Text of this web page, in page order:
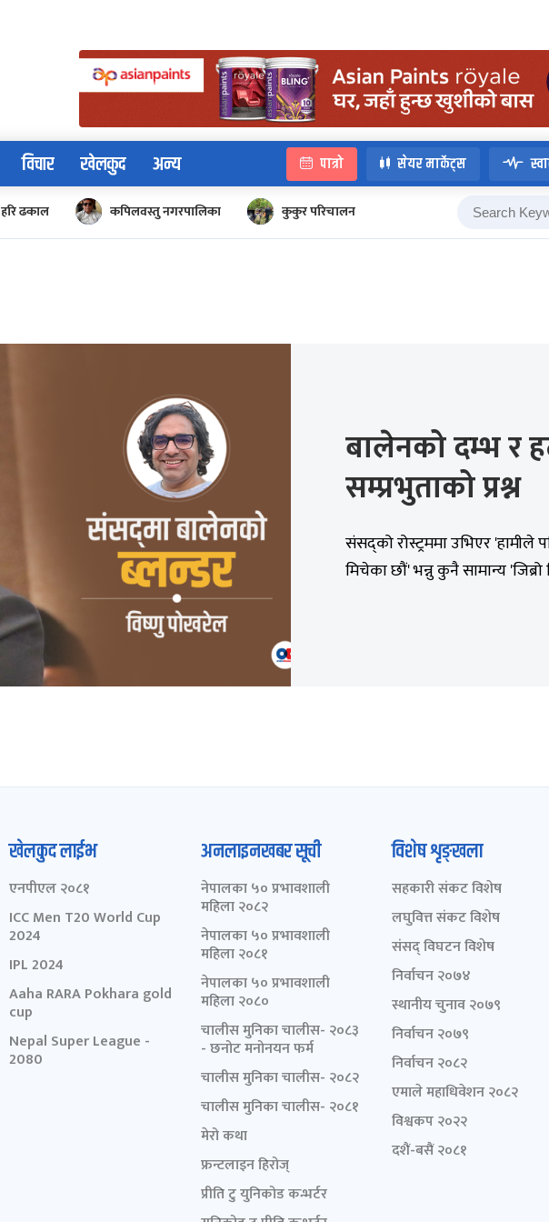
विचार खेलकुद अन्य पात्रो सेयर मार्केट्स
हरि ढकाल कपिलवस्तु नगरपालिका कुकुर परिचालन
बालेनको दम्भ र
सम्प्रभुताको प्रश्न
संसद्‌को रोस्ट्रममा उभिएर 'हामीले
मिचेका छौं' भन्नु कुनै सामान्य 'जिब्रो
खेलकुद लाईभ
एनपीएल २०८१
ICC Men T20 World Cup
2024
IPL 2024
Aaha RARA Pokhara gold
cup
Nepal Super League -
2080
अनलाइनखबर सूची
नेपालका ५० प्रभावशाली
महिला २०८२
नेपालका ५० प्रभावशाली
महिला २०८१
नेपालका ५० प्रभावशाली
महिला २०८०
चालीस मुनिका चालीस- २०८३
- छनोट मनोनयन फर्म
चालीस मुनिका चालीस- २०८२
चालीस मुनिका चालीस- २०८१
मेरो कथा
फ्रन्टलाइन हिरोज्
प्रीति टु युनिकोड कन्भर्टर
विशेष शृङ्खला
सहकारी संकट विशेष
लघुवित्त संकट विशेष
संसद् विघटन विशेष
निर्वाचन २०७४
स्थानीय चुनाव २०७९
निर्वाचन २०७९
निर्वाचन २०८२
एमाले महाधिवेशन २०८२
विश्वकप २०२२
दशैं-बसैं २०८१